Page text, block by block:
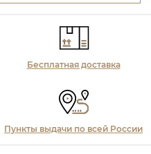
Бесплатная доставка
Пункты выдачи по всей России